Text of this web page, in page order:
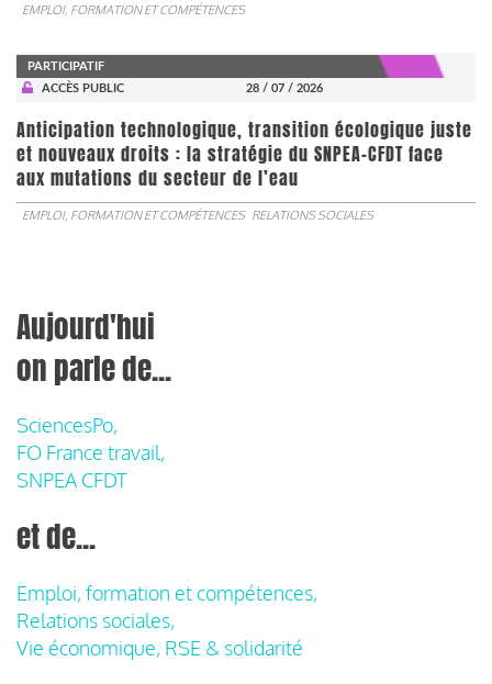
EMPLOI, FORMATION ET COMPÉTENCES
PARTICIPATIF
ACCÈS PUBLIC
28 / 07 / 2026
Anticipation technologique, transition écologique juste
et nouveaux droits : la stratégie du SNPEA-CFDT face
aux mutations du secteur de l’eau
EMPLOI, FORMATION ET COMPÉTENCES RELATIONS SOCIALES
Aujourd'hui
on parle de...
SciencesPo,
FO France travail,
SNPEA CFDT
et de...
Emploi, formation et compétences,
Relations sociales,
Vie économique, RSE & solidarité